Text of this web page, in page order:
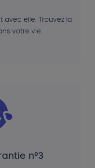
elle. Trouvez la
votre vie.
n°3